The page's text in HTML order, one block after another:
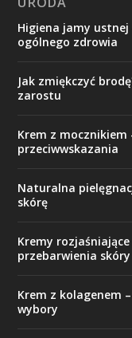
Higiena jamy
ogólnego zdrowia
Jak zmiękczyć
zarostu
Krem z mocznikiem
przeciwwskazania
Naturalna
skórę
Kremy
przebarwienia skóry
Krem z kolagenem
wybory